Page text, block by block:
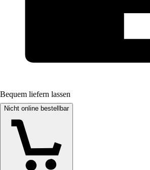
Bequem liefern lassen
Nicht online bestellbar